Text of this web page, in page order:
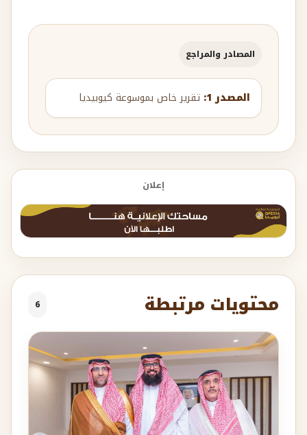
المصادر والمراجع
المصدر 1: تقرير خاص بموسوعة كيوبيديا
إعلان
محتويات مرتبطة 6